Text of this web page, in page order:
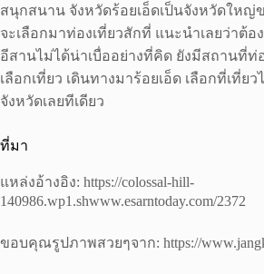
สนุกสนาน จังหวัดร้อยเอ็ดเป็นจังหวัดใหญ่
จะเลือกมาท่องเที่ยวสักที่ แนะนำเลยว่าต้
อีสานไม่ได้น่าเบื่ออย่างที่คิด ยังมีสถานที่ท่
เลือกเที่ยว เดินทางมาร้อยเอ็ด เลือกที่เที่ย
จังหวัดเลยทีเดียว
ที่มา
แหล่งอ้างอิง: https://colossal-hill-
140986.wp1.shwww.esarntoday.com/2372
ขอบคุณรูปภาพสวยๆจาก: https://